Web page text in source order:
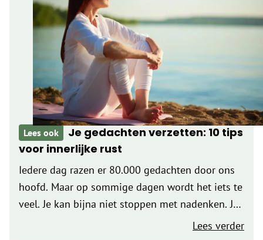
Lees ook
Je gedachten verzetten: 10 tips
voor innerlijke rust
Iedere dag razen er 80.000 gedachten door ons
hoofd. Maar op sommige dagen wordt het iets te
veel. Je kan bijna niet stoppen met nadenken. Je
slaapt slecht en het lukt even niet om van het
Lees verder